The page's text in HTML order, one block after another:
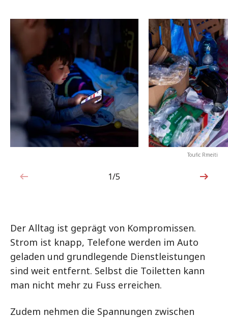
Toufic Rmeiti
1von5
1/5
Der Alltag ist geprägt von Kompromissen.
Strom ist knapp, Telefone werden im Auto
geladen und grundlegende Dienstleistungen
sind weit entfernt. Selbst die Toiletten kann
man nicht mehr zu Fuss erreichen.
Zudem nehmen die Spannungen zwischen